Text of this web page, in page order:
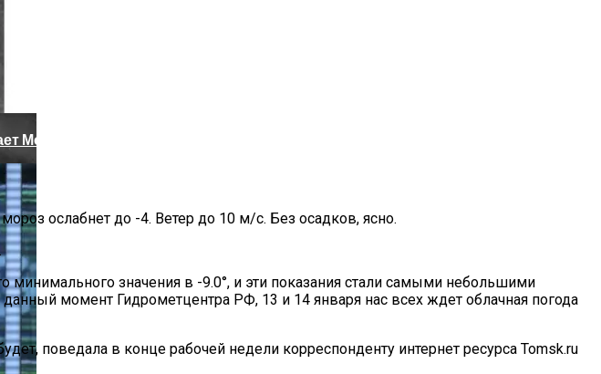
Модели ИИ Легче И Экологичнее
ослабнет до -4. Ветер до 10 м/с. Без осадков, ясно.
минимального значения в -9.0°, и эти показания стали самыми небольшими
момент Гидрометцентра РФ, 13 и 14 января нас всех ждет облачная погода
поведала в конце рабочей недели корреспонденту интернет ресурса Tomsk.ru